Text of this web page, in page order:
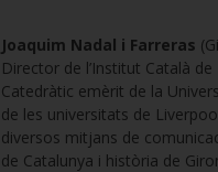
Joaquim Nadal i Farreras
Director de l’Institut Català
Catedràtic emèrit de la
de les universitats de
diversos mitjans de
de Catalunya i història de